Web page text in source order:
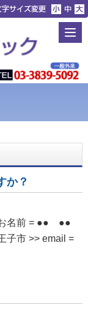
か？
名前 = ●● ●●
子市 >> email =